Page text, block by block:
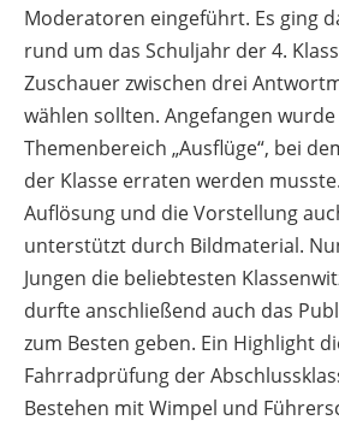
Moderatoren eingeführt. Es ging
rund um das Schuljahr der 4.
Zuschauer zwischen drei
wählen sollten. Angefangen
Themenbereich „Ausflüge“, bei
der Klasse erraten werden
Auflösung und die Vorstellung
unterstützt durch Bildmaterial.
Jungen die beliebtesten
durfte anschließend auch das
zum Besten geben. Ein Highlight
Fahrradprüfung der
Bestehen mit Wimpel und